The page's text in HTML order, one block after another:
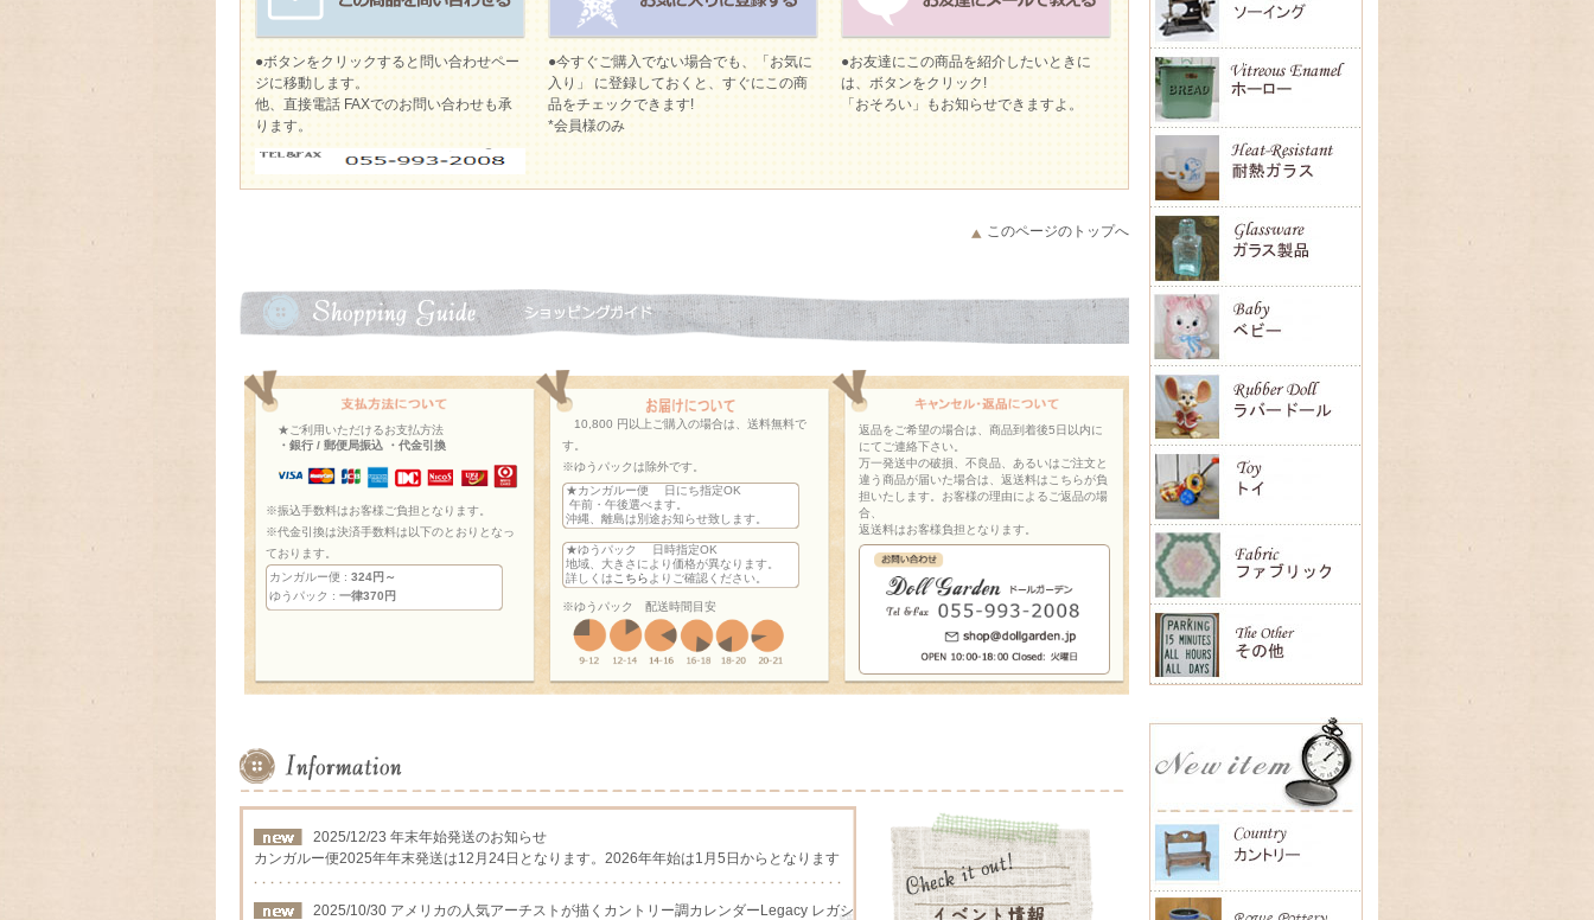
●ボタンをクリックすると問い合わせペー
ジに移動します。
他、直接電話 FAXでのお問い合わせも承
ります。
●今すぐご購入でない場合でも、「お気に
入り」 に登録しておくと、すぐにこの商
品をチェックできます!
*会員様のみ
●お友達にこの商品を紹介したいときに
は、ボタンをクリック!
「おそろい」もお知らせできますよ。
このページのトップへ
★ご利用いただけるお支払方法
・銀行 / 郵便局振込 ・代金引換
※振込手数料はお客様ご負担となります。
※代金引換は決済手数料は以下のとおりとなっ
ております。
カンガルー便 : 324円～
ゆうパック : 一律370円
10,800 円以上ご購入の場合は、送料無料で
す。
※ゆうパックは除外です。
★カンガルー便 日にち指定OK
午前・午後選べます。
沖縄、離島は別途お知らせ致します。
★ゆうパック 日時指定OK
地域、大きさにより価格が異なります。
詳しくは こちら よりご確認ください。
※ゆうパック 配送時間目安
返品をご希望の場合は、商品到着後5日以内に
にてご連絡下さい。
万一発送中の破損、不良品、あるいはご注文と
違う商品が届いた場合は、返送料はこちらが負
担いたします。お客様の理由によるご返品の場
合、
返送料はお客様負担となります。
2025/12/23 年末年始発送のお知らせ
カンガルー便2025年年末発送は12月24日となります。2026年年始は1月5日からとなります
2025/10/30 アメリカの人気アーチストが描くカントリー調カレンダーLegacy レガシ